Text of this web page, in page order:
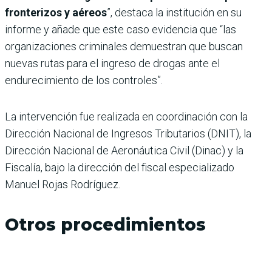
fronterizos y aéreos”, destaca la institución en su
informe y añade que este caso evidencia que “las
organizaciones criminales demuestran que buscan
nuevas rutas para el ingreso de drogas ante el
endurecimiento de los controles”.
La intervención fue realizada en coordinación con la
Dirección Nacional de Ingresos Tributarios (DNIT), la
Dirección Nacional de Aeronáutica Civil (Dinac) y la
Fiscalía, bajo la dirección del fiscal especializado
Manuel Rojas Rodríguez.
Otros procedimientos